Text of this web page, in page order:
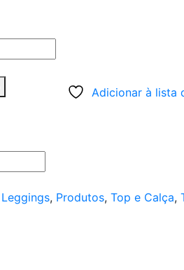
Adicionar à lista
Leggings, Produtos, Top e Calça,